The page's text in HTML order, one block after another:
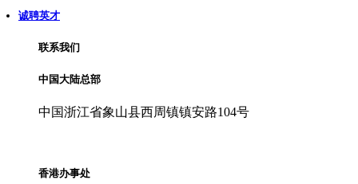
诚聘英才
联系我们
中国大陆总部
中国浙江省象山县西周镇镇安路104号
香港办事处